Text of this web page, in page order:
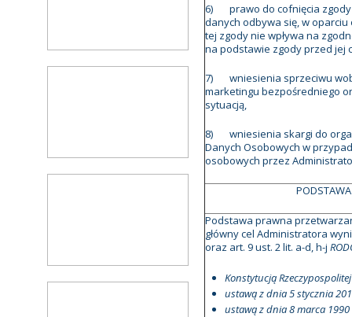
6) prawo do cofnięcia zgody
danych odbywa się, w
tej zgody nie wpływa na
na podstawie zgody przed jej
7) wniesienia sprzeciwu
marketingu bezpośredniego
sytuacją,
8) wniesienia skargi do
Danych Osobowych w
osobowych przez
Podstawa prawna
główny cel Administratora
oraz art. 9 ust. 2 lit. a-d, h-j
Konstytucją
ustawą z dnia 5 stycznia
ustawą z dnia 8 marca